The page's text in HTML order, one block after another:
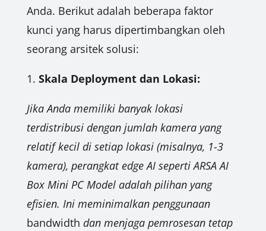
Anda. Berikut adalah beberapa faktor
kunci yang harus dipertimbangkan oleh
seorang arsitek solusi:
1. Skala Deployment dan Lokasi:
Jika Anda memiliki banyak lokasi
terdistribusi dengan jumlah kamera yang
relatif kecil di setiap lokasi (misalnya, 1-3
kamera), perangkat edge AI seperti ARSA AI
Box Mini PC Model adalah pilihan yang
efisien. Ini meminimalkan penggunaan
bandwidth dan menjaga pemrosesan tetap